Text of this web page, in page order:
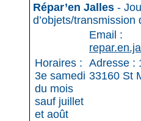
Répar’en Jalles -
d’objets/transmission
Email :
Horaires :
3e samedi
du mois
sauf juillet
et août
Adresse :
33160 St